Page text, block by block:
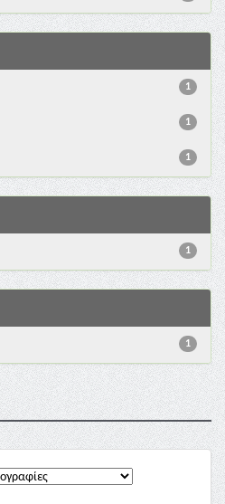
1
1
1
1
1